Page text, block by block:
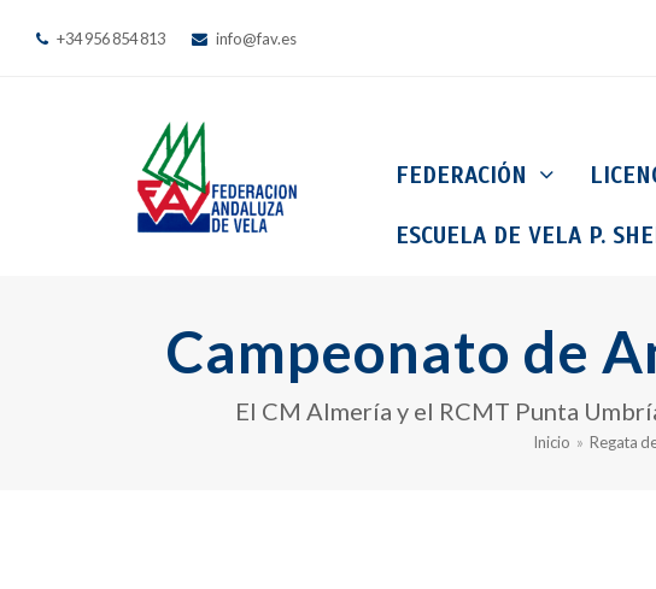
+34 956 854 813 info@fav.es
FEDERACIÓN
ESCUELA DE VELA P.
Campeonato de
El CM Almería y el RCMT Punta
Inicio » Regata